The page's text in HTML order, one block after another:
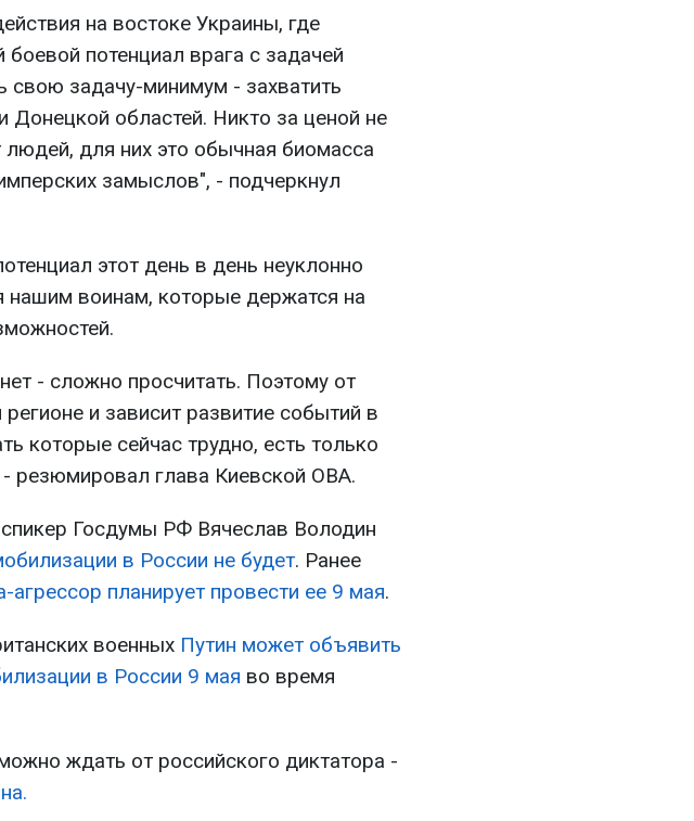
на востоке Украины, где
потенциал врага с задачей
задачу-минимум - захватить
Донецкой областей. Никто за ценой не
людей, для них это обычная биомасса
замыслов", - подчеркнул
этот день в день неуклонно
нашим воинам, которые держатся на
- сложно просчитать. Поэтому от
и зависит развитие событий в
которые сейчас трудно, есть только
резюмировал глава Киевской ОВА.
Госдумы РФ Вячеслав Володин
в России не будет. Ранее
агрессор планирует провести ее 9 мая.
военных Путин может объявить
в России 9 мая во время
ждать от российского диктатора -